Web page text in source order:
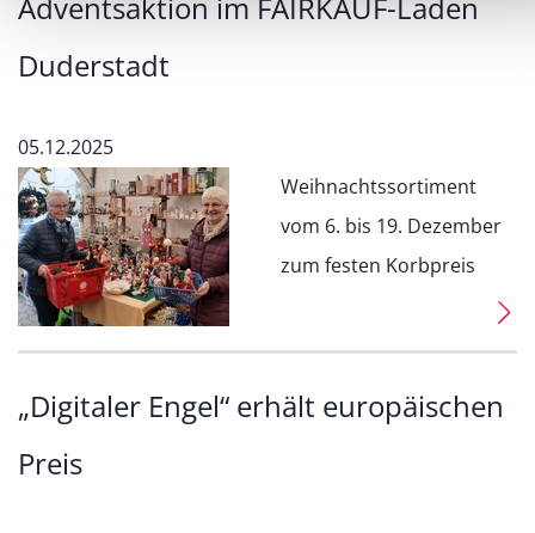
Duderstadt
05.12.2025
Weihnachtssortiment
vom 6. bis 19. Dezember
zum festen Korbpreis
„Digitaler Engel“ erhält europäischen
Preis